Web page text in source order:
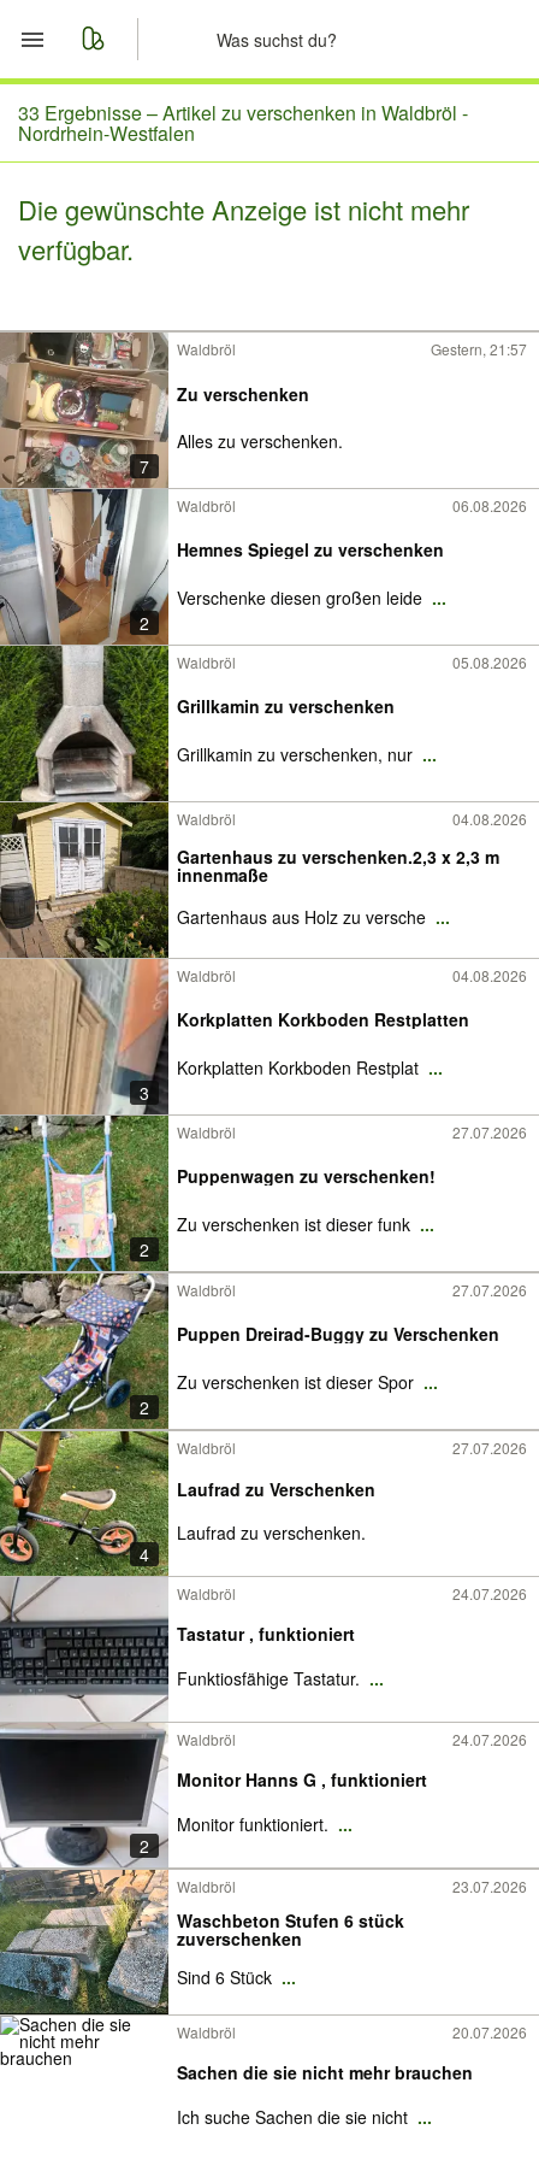
Start
Merkliste
Nachrichten
33 Ergebnisse –Artikel zu verschenken in Waldbröl -
Nordrhein-Westfalen
Die gewünschte Anzeige ist nicht mehr
verfügbar.
7
Waldbröl Gestern, 21:57
Zu verschenken
Alles zu verschenken.
2
Waldbröl 06.08.2026
Hemnes Spiegel zu verschenken
Verschenke diesen großen leide ...
Waldbröl 05.08.2026
Grillkamin zu verschenken
Grillkamin zu verschenken, nur ...
Waldbröl 04.08.2026
Gartenhaus zu verschenken.2,3 x 2,3 m
innenmaße
Gartenhaus aus Holz zu versche ...
3
Waldbröl 04.08.2026
Korkplatten Korkboden Restplatten
Korkplatten Korkboden Restplat ...
2
Waldbröl 27.07.2026
Puppenwagen zu verschenken!
Zu verschenken ist dieser funk ...
2
Waldbröl 27.07.2026
Puppen Dreirad-Buggy zu Verschenken
Zu verschenken ist dieser Spor ...
4
Waldbröl 27.07.2026
Laufrad zu Verschenken
Laufrad zu verschenken.
Waldbröl 24.07.2026
Tastatur , funktioniert
Funktiosfähige Tastatur. ...
2
Waldbröl 24.07.2026
Monitor Hanns G , funktioniert
Monitor funktioniert. ...
Waldbröl 23.07.2026
Waschbeton Stufen 6 stück
zuverschenken
Sind 6 Stück ...
Waldbröl 20.07.2026
Sachen die sie nicht mehr brauchen
Ich suche Sachen die sie nicht ...